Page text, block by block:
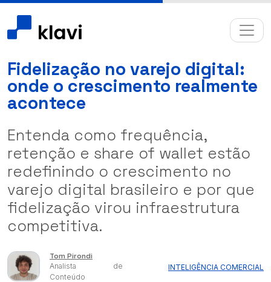
Fidelização no varejo digital:
onde o crescimento realmente
acontece
Entenda como frequência,
retenção e share of wallet estão
redefinindo o crescimento no
varejo digital brasileiro e por que
fidelização virou infraestrutura
competitiva.
Tom Pirondi
Analista de
Conteúdo
INTELIGÊNCIA COMERCIAL